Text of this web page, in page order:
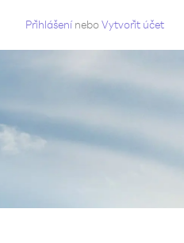
Přihlášení neboVytvořit účet